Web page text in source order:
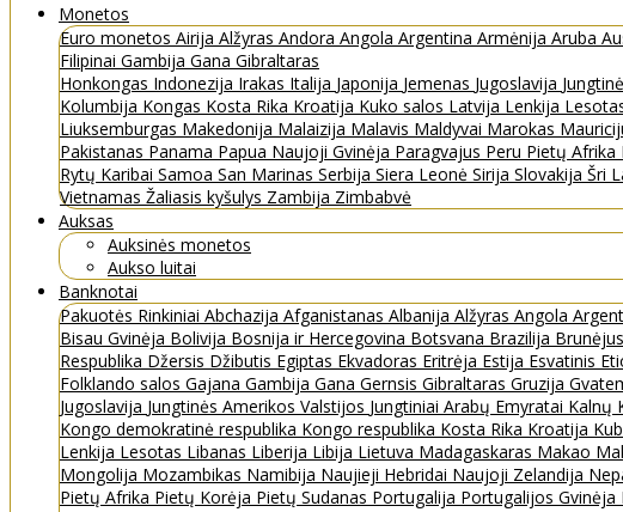
Monetos
Euro monetos Airija Alžyras Andora Angola Argentina Armėnija Aruba
Filipinai Gambija Gana Gibraltaras
Honkongas Indonezija Irakas Italija Japonija Jemenas Jugoslavija
Kolumbija Kongas Kosta Rika Kroatija Kuko salos Latvija Lenkija
Liuksemburgas Makedonija Malaizija Malavis Maldyvai Marokas
Pakistanas Panama Papua Naujoji Gvinėja Paragvajus Peru Pietų Afrika
Rytų Karibai Samoa San Marinas Serbija Siera Leonė Sirija Slovakija Šri
Vietnamas Žaliasis kyšulys Zambija Zimbabvė
Auksas
Auksinės monetos
Aukso luitai
Banknotai
Pakuotės Rinkiniai Abchazija Afganistanas Albanija Alžyras Angola
Bisau Gvinėja Bolivija Bosnija ir Hercegovina Botsvana Brazilija Brunėjus
Respublika Džersis Džibutis Egiptas Ekvadoras Eritrėja Estija Esvatinis
Folklando salos Gajana Gambija Gana Gernsis Gibraltaras Gruzija
Jugoslavija Jungtinės Amerikos Valstijos Jungtiniai Arabų Emyratai Kalnų
Kongo demokratinė respublika Kongo respublika Kosta Rika Kroatija
Lenkija Lesotas Libanas Liberija Libija Lietuva Madagaskaras Makao
Mongolija Mozambikas Namibija Naujieji Hebridai Naujoji Zelandija
Pietų Afrika Pietų Korėja Pietų Sudanas Portugalija Portugalijos Gvinėja